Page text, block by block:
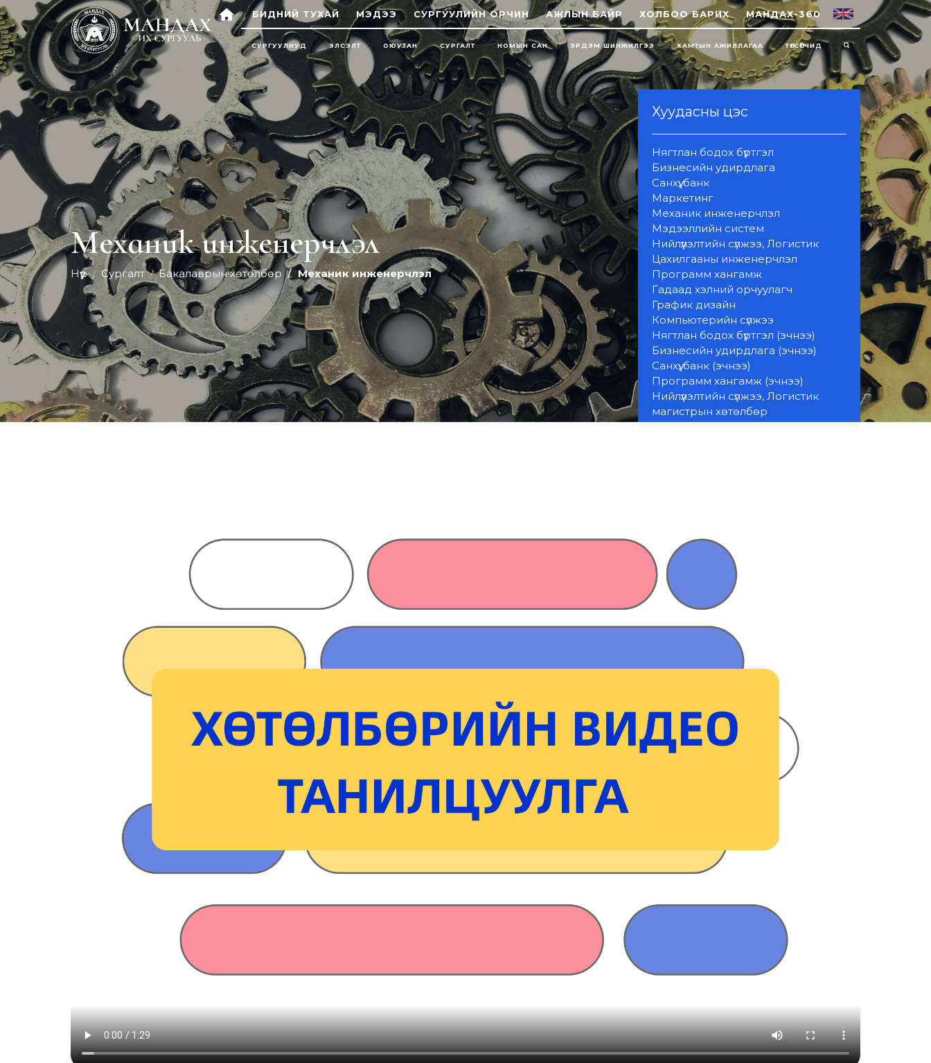
БИДНИЙ ТУХАЙ МЭДЭЭ СУРГУУЛИЙН ОРЧИН АЖЛЫН БАЙР ХОЛБОО БАРИХ МАНДАХ-360
СУРГУУЛИУД ЭЛСЭЛТ ОЮУТАН СУРГАЛТ НОМЫН САН ЭРДЭМ ШИНЖИЛГЭЭ ХАМТЫН АЖИЛЛАГАА ТӨГСӨГЧИД
Хуудасны цэс
Нягтлан бодох бүртгэл
Бизнесийн удирдлага
Санхүү, банк
Маркетинг
Механик инженерчлэл
Мэдээллийн систем
Нийлүүлэлтийн сүлжээ, Логистик
Цахилгааны инженерчлэл
Программ хангамж
Гадаад хэлний орчуулагч
График дизайн
Компьютерийн сүлжээ
Нягтлан бодох бүртгэл (эчнээ)
Бизнесийн удирдлага (эчнээ)
Санхүү, банк (эчнээ)
Программ хангамж (эчнээ)
Нийлүүлэлтийн сүлжээ, Логистик
магистрын хөтөлбөр
Механик инженерчлэл
Нүүр Сургалт Бакалаврын хөтөлбөр Механик инженерчлэл